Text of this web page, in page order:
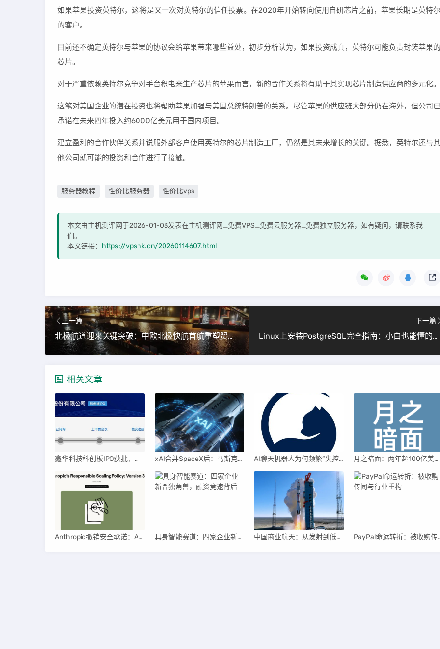
如果苹果投资英特尔，这将是又一次对英特尔的信任投票。在2020年开始转向使用自研芯片之前，苹果长期是英特尔
的客户。
目前还不确定英特尔与苹果的协议会给苹果带来哪些益处，初步分析认为，如果投资成真，英特尔可能负责封装苹果的
芯片。
对于严重依赖英特尔竞争对手台积电来生产芯片的苹果而言，新的合作关系将有助于其实现芯片制造供应商的多元化。
这笔对美国企业的潜在投资也将帮助苹果加强与美国总统特朗普的关系。尽管苹果的供应链大部分仍在海外，但公司已
承诺在未来四年投入约6000亿美元用于国内项目。
建立盈利的合作伙伴关系并说服外部客户使用英特尔的芯片制造工厂，仍然是其未来增长的关键。据悉，英特尔还与其
他公司就可能的投资和合作进行了接触。
服务器教程 性价比服务器 性价比vps
本文由主机测评网于2026-01-03发表在主机测评网_免费VPS_免费云服务器_免费独立服务器，如有疑问，请联系我
们。
本文链接： https://vpshk.cn/20260114607.html
上一篇
北极航道迎来关键突破：中欧北极快航首航重塑贸易格局
下一篇
Linux上安装PostgreSQL完全指南：小白也能懂的详细教程
相关文章
鑫华科技科创板IPO获批，领跑国内半导体材料市场 xAI合并SpaceX后：马斯克直接介入，团队压力激增 AI聊天机器人为何频繁“失控”，背后原因及解决方案解析 月之暗面：两年超100亿美元估值，K2.5引领AI新纪元
Anthropic撤销安全承诺：AI竞赛中的伦理与商业博弈 具身智能赛道：四家企业新晋独角兽，融资竞速背后 中国商业航天：从发射到低空经济，全面加速 PayPal命运转